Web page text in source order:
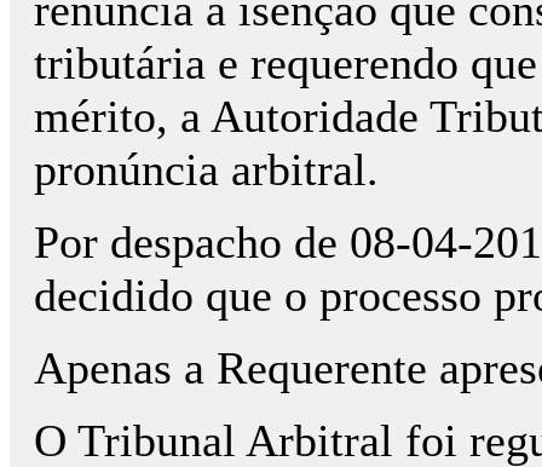
tributária e requerendo
mérito, a Autoridade
pronúncia arbitral.
Por despacho de 08-04-
decidido que o processo
Apenas a Requerente
O Tribunal Arbitral foi